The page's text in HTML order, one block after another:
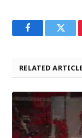
Facebook
RELATED